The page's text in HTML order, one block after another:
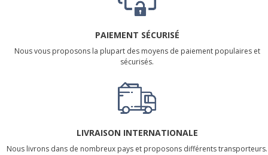
PAIEMENT SÉCURISÉ
Nous vous proposons la plupart des moyens de paiement populaires et
sécurisés.
LIVRAISON INTERNATIONALE
Nous livrons dans de nombreux pays et proposons différents transporteurs.